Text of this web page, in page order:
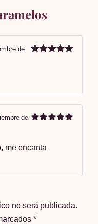
de
de
me encanta
no será publicada.
*